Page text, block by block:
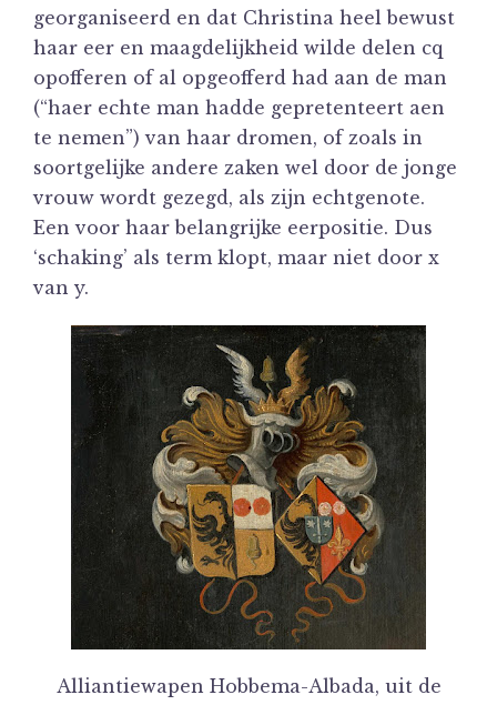
georganiseerd en dat Christina heel bewust
haar eer en maagdelijkheid wilde delen cq
opofferen of al opgeofferd had aan de man
(“haer echte man hadde gepretenteert aen
te nemen”) van haar dromen, of zoals in
soortgelijke andere zaken wel door de jonge
vrouw wordt gezegd, als zijn echtgenote.
Een voor haar belangrijke eerpositie. Dus
‘schaking’ als term klopt, maar niet door x
van y.
Alliantiewapen Hobbema-Albada, uit de